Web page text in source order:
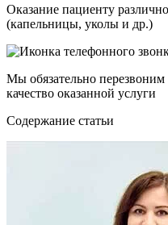
Оказание пациенту
(капельницы, уколы и др.)
Мы обязательно
качество оказанной услуги
Cодержание статьи